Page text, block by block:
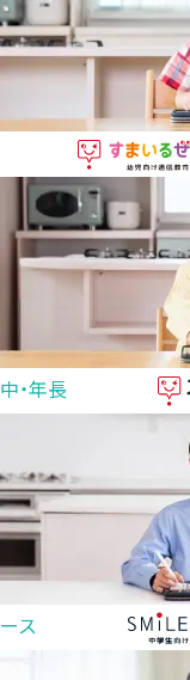
中・年長
ース